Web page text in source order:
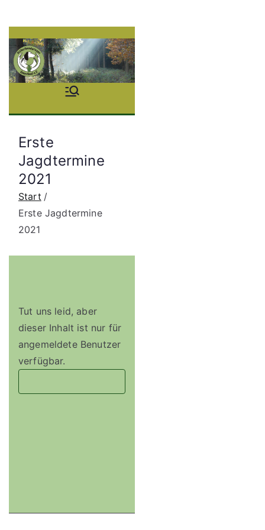
Inhalt
springen
Stöb
ndgr
Saue
rland
Erste
Jagdtermine
2021
Start
Erste Jagdtermine
2021
Tut uns leid, aber
dieser Inhalt ist nur für
angemeldete Benutzer
verfügbar.